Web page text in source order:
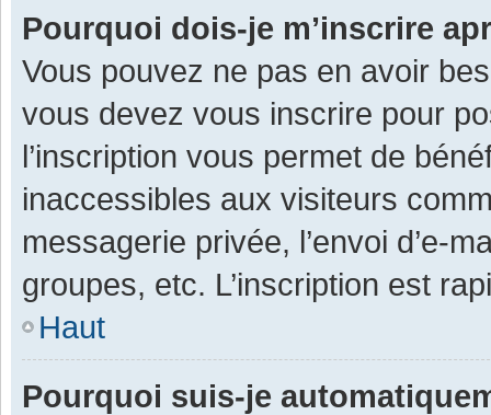
Pourquoi dois-je m’inscrire
Vous pouvez ne pas en avoir
vous devez vous inscrire pour
l’inscription vous permet de
inaccessibles aux visiteurs
messagerie privée, l’envoi d’e-
groupes, etc. L’inscription est
Haut
Pourquoi suis-je